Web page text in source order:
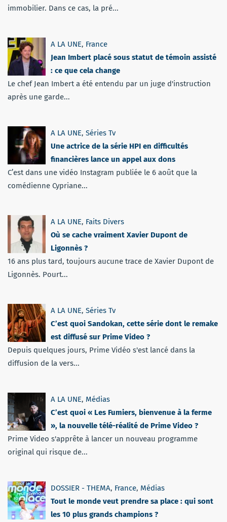
immobilier. Dans ce cas, la pré...
A LA UNE, France
Jean Imbert placé sous statut de témoin assisté
: ce que cela change
Le chef Jean Imbert a été entendu par un juge d'instruction
après une garde...
A LA UNE, Séries Tv
Une actrice de la série HPI en difficultés
financières lance un appel aux dons
C’est dans une vidéo Instagram publiée le 6 août que la
comédienne Cypriane...
A LA UNE, Faits Divers
Où se cache vraiment Xavier Dupont de
Ligonnès ?
16 ans plus tard, toujours aucune trace de Xavier Dupont de
Ligonnès. Pourt...
A LA UNE, Séries Tv
C’est quoi Sandokan, cette série dont le remake
est diffusé sur Prime Video ?
Depuis quelques jours, Prime Vidéo s'est lancé dans la
diffusion de la vers...
A LA UNE, Médias
C’est quoi « Les Fumiers, bienvenue à la ferme
», la nouvelle télé-réalité de Prime Video ?
Prime Video s'apprête à lancer un nouveau programme
original qui risque de...
DOSSIER - THEMA, France, Médias
Tout le monde veut prendre sa place : qui sont
les 10 plus grands champions ?